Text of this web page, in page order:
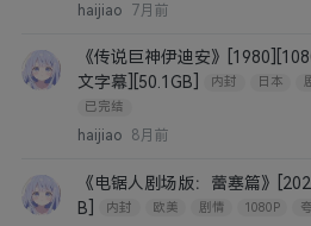
haijiao 7月前
《传说巨神伊迪安》
文字幕][50.1GB]
内封 日本
已完结
haijiao 8月前
《电锯人剧场版：蕾塞篇》
B]
内封 欧美 剧情 1080P